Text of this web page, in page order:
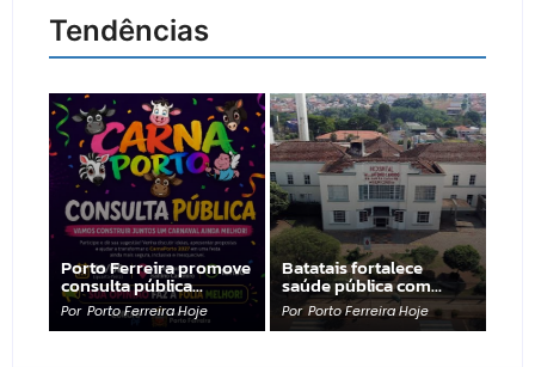
Tendências
Porto Ferreira promove
consulta pública…
Por Porto Ferreira Hoje
Batatais fortalece
saúde pública com…
Por Porto Ferreira Hoje